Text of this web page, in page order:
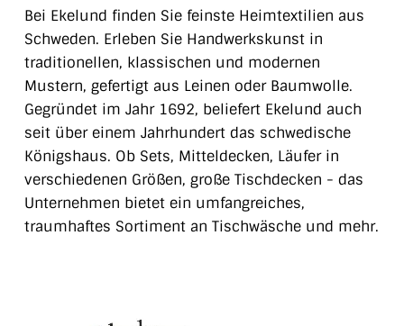
Bei Ekelund finden Sie feinste Heimtextilien aus
Schweden. Erleben Sie Handwerkskunst in
traditionellen, klassischen und modernen
Mustern, gefertigt aus Leinen oder Baumwolle.
Gegründet im Jahr 1692, beliefert Ekelund auch
seit über einem Jahrhundert das schwedische
Königshaus. Ob Sets, Mitteldecken, Läufer in
verschiedenen Größen, große Tischdecken - das
Unternehmen bietet ein umfangreiches,
traumhaftes Sortiment an Tischwäsche und mehr.